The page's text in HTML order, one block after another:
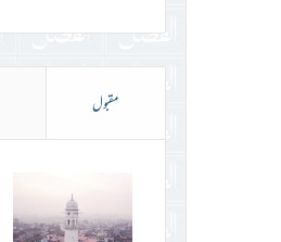
مقبول